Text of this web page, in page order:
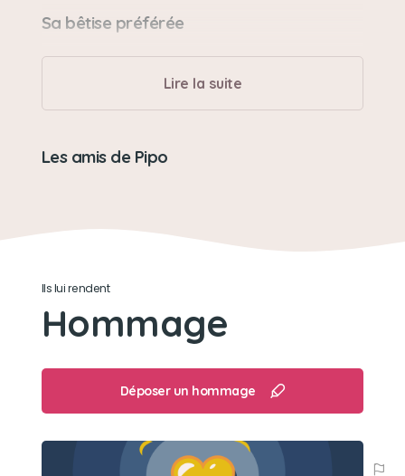
Sa bêtise préférée
Il ne faisait pas trop de bêtise. Mais il attendait
qu’on ne le regarde pas pour se sauver
Doux gentil il fallait toujours qu’on s’occupe de
Son jouet préféré
Son loisir préféré
Lire la suite
Les amis de Pipo
Ils lui rendent
Hommage
Déposer un hommage